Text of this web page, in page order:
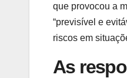
que provocou a
“previsível e
riscos em
As